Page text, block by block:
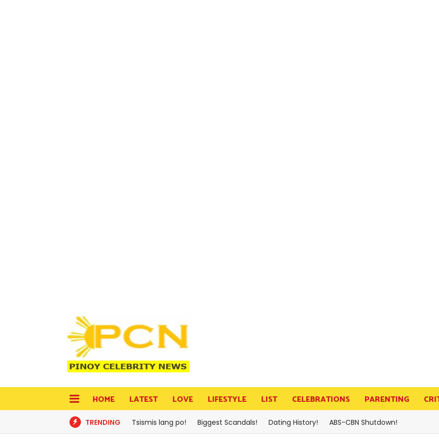
HOME LATEST LOVE LIFESTYLE LIST CELEBRATIONS PARENTING
TRENDING Tsismis lang po! Biggest Scandals! Dating History! ABS-CBN Shutdown!